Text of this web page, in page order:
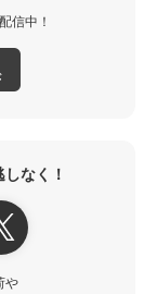
信中！
なく！
や